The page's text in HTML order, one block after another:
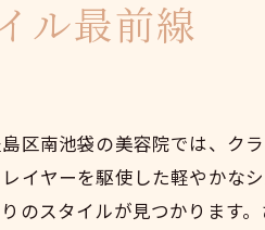
ル最前線
区南池袋の美容院では、ク
イヤーを駆使した軽やかな
のスタイルが見つかります